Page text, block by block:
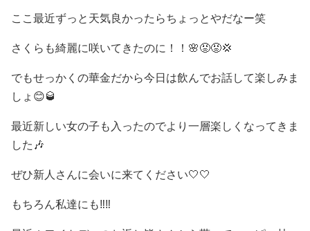
ここ最近ずっと天気良かったらちょっとやだなー笑
さくらも綺麗に咲いてきたのに！！🌸😡😡💢
でもせっかくの華金だから今日は飲んでお話して楽しみま
しょ😊🥃
最近新しい女の子も入ったのでより一層楽しくなってきま
した🎶
ぜひ新人さんに会いに来てください‎🤍‎🤍
もちろん私達にも‼️‼️